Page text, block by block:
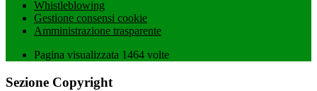
Whistleblowing
Gestione consensi cookie
Amministrazione trasparente
Pagina visualizzata 1464 volte
Sezione Copyright